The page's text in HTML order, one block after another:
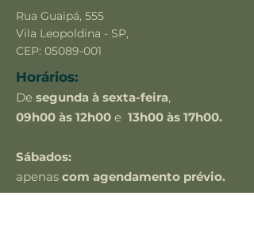
Rua Guaipá, 555
Vila Leopoldina - SP,
CEP: 05089-001
Horários:
De segunda à sexta-feira,
09h00 às 12h00 e 13h00 às 17h00.
Sábados:
apenas com agendamento prévio.